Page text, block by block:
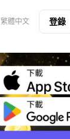
繁體中文 登錄